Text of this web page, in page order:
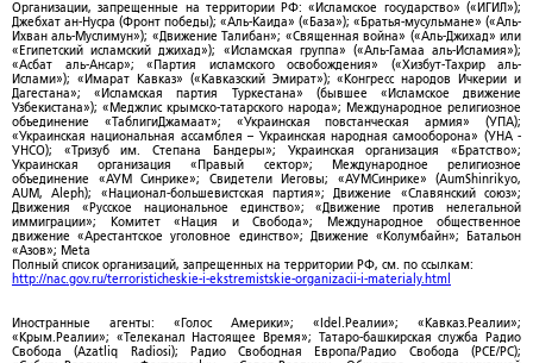
Организации, запрещенные на территории РФ: «Исламское государство» («ИГИЛ»);
Джебхат ан-Нусра (Фронт победы); «Аль-Каида» («База»); «Братья-мусульмане» («Аль-
Ихван аль-Муслимун»); «Движение Талибан»; «Священная война» («Аль-Джихад» или
«Египетский исламский джихад»); «Исламская группа» («Аль-Гамаа аль-Исламия»);
«Асбат аль-Ансар»; «Партия исламского освобождения» («Хизбут-Тахрир аль-
Ислами»); «Имарат Кавказ» («Кавказский Эмират»); «Конгресс народов Ичкерии и
Дагестана»; «Исламская партия Туркестана» (бывшее «Исламское движение
Узбекистана»); «Меджлис крымско-татарского народа»; Международное религиозное
объединение «ТаблигиДжамаат»; «Украинская повстанческая армия» (УПА);
«Украинская национальная ассамблея – Украинская народная самооборона» (УНА -
УНСО); «Тризуб им. Степана Бандеры»; Украинская организация «Братство»;
Украинская организация «Правый сектор»; Международное религиозное
объединение «АУМ Синрике»; Свидетели Иеговы; «АУМСинрике» (AumShinrikyo,
AUM, Aleph); «Национал-большевистская партия»; Движение «Славянский союз»;
Движения «Русское национальное единство»; «Движение против нелегальной
иммиграции»; Комитет «Нация и Свобода»; Международное общественное
движение «Арестантское уголовное единство»; Движение «Колумбайн»; Батальон
«Азов»; Meta
Полный список организаций, запрещенных на территории РФ, см. по ссылкам:
http://nac.gov.ru/terroristicheskie-i-ekstremistskie-organizacii-i-materialy.html
Иностранные агенты: «Голос Америки»; «Idel.Реалии»; «Кавказ.Реалии»;
«Крым.Реалии»; «Телеканал Настоящее Время»; Татаро-башкирская служба Радио
Свобода (Azatliq Radiosi); Радио Свободная Европа/Радио Свобода (PCE/PC);